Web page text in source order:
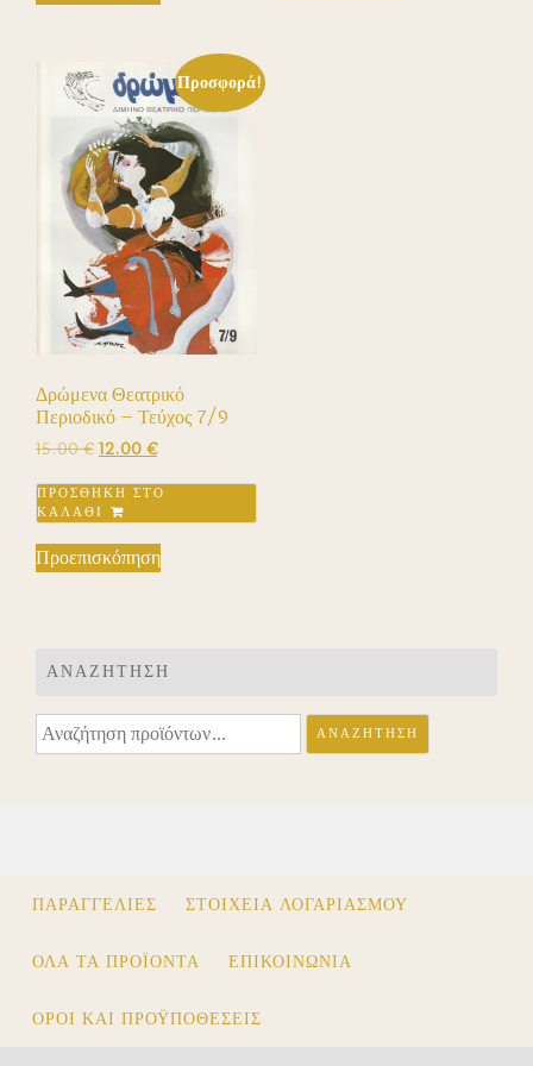
Προσφορά!
Δρώμενα Θεατρικό
Περιοδικό – Τεύχος 7/9
15.00€Original
was:
15.00 €.
12.00€Η
τιμή
είναι:
12.00 €.
ΠΡΟΣΘΉΚΗ ΣΤΟ
ΚΑΛΆΘΙ
Προεπισκόπηση
ΑΝΑΖΉΤΗΣΗ
Αναζήτηση
για:
ΑΝΑΖΉΤΗΣΗ
ΠΑΡΑΓΓΕΛΊΕΣ ΣΤΟΙΧΕΊΑ ΛΟΓΑΡΙΑΣΜΟΎ
ΟΛΑ ΤΑ ΠΡΟΪΟΝΤΑ ΕΠΙΚΟΙΝΩΝΙΑ
ΌΡΟΙ ΚΑΙ ΠΡΟΫΠΟΘΈΣΕΙΣ